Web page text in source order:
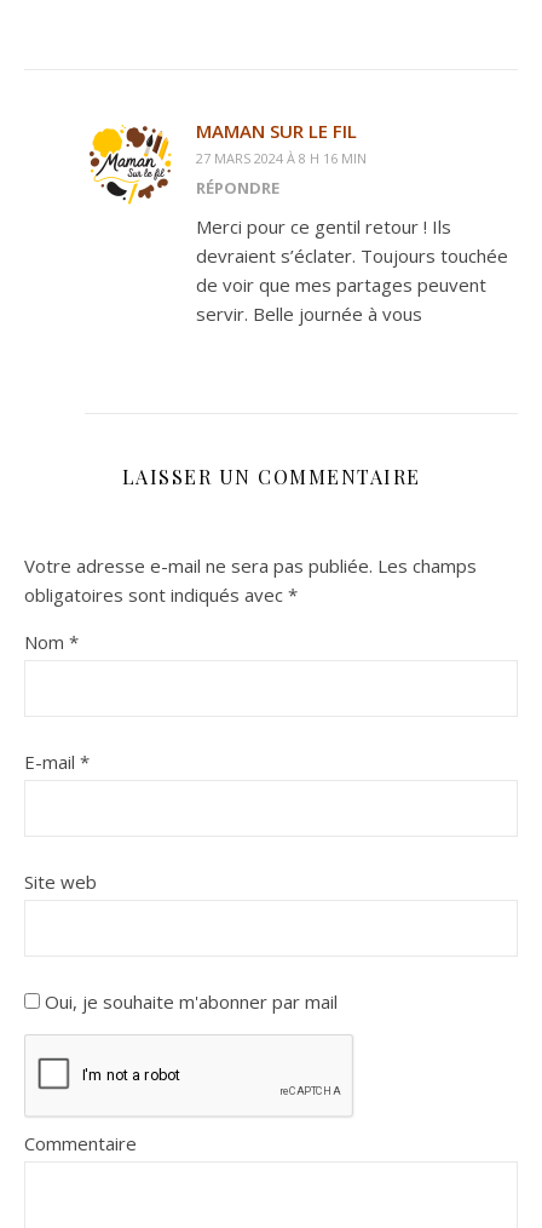
MAMAN SUR LE FIL
27 MARS 2024 À 8 H 16 MIN
RÉPONDRE
Merci pour ce gentil retour ! Ils
devraient s’éclater. Toujours touchée
de voir que mes partages peuvent
servir. Belle journée à vous
LAISSER UN COMMENTAIRE
Votre adresse e-mail ne sera pas publiée. Les champs
obligatoires sont indiqués avec *
Nom *
E-mail *
Site web
Oui, je souhaite m'abonner par mail
Commentaire